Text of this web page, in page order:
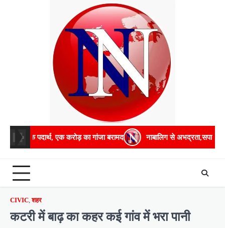
एक करोड़ का गांजा बरामद नाबालिग से अभद्रता,सपा व भाजपा विधायक
CIVIC,शहर
कटरी में बाढ़ का कहर कई गांव में भरा पानी